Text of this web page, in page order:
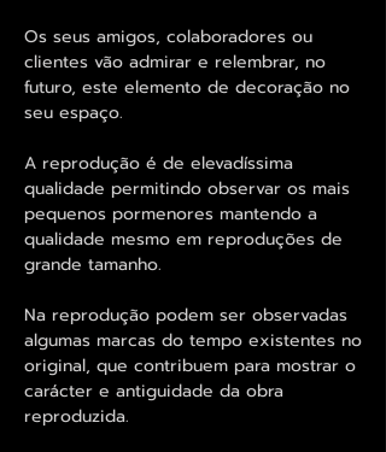
Os seus amigos, colaboradores ou
clientes vão admirar e relembrar, no
futuro, este elemento de decoração no
seu espaço.
A reprodução é de elevadíssima
qualidade permitindo observar os mais
pequenos pormenores mantendo a
qualidade mesmo em reproduções de
grande tamanho.
Na reprodução podem ser observadas
algumas marcas do tempo existentes no
original, que contribuem para mostrar o
carácter e antiguidade da obra
reproduzida.